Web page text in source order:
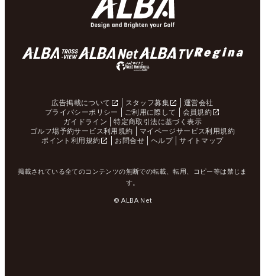
広告掲載について スタッフ募集
運営会社
プライバシーポリシー
ご利用に際して
会員規約
ガイドライン
特定商取引法に基づく表示
ゴルフ場予約サービス利用規約
マイページサービス利用規約
ポイント利用規約
お問合せ ヘルプ サイトマップ
掲載されている全てのコンテンツの無断での転載、転用、コピー等は禁じま
す。
© ALBA Net